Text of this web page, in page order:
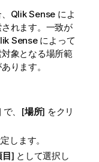
Qlik Sense によ
れます。一致が
Senseによって
象となる場所範
ります。
で、[場所] をクリ
します。
] として選択し